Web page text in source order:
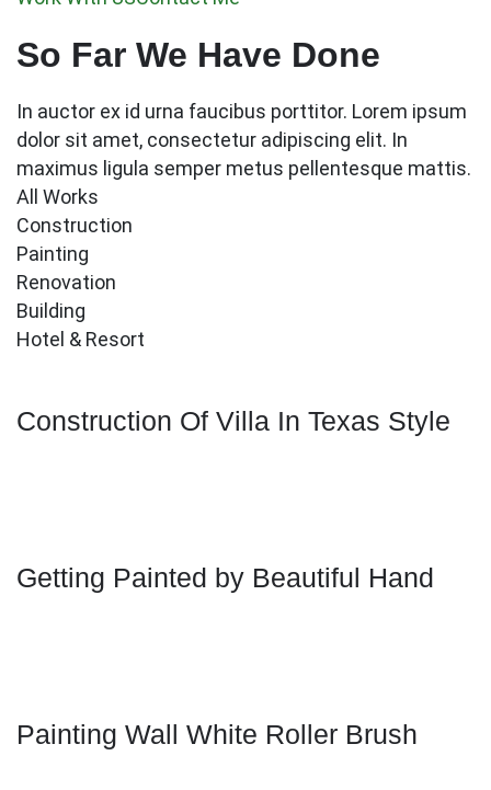
So Far We Have Done
In auctor ex id urna faucibus porttitor. Lorem ipsum
dolor sit amet, consectetur adipiscing elit. In
maximus ligula semper metus pellentesque mattis.
All Works
Construction
Painting
Renovation
Building
Hotel & Resort
Construction Of Villa In Texas Style
Getting Painted by Beautiful Hand
Painting Wall White Roller Brush